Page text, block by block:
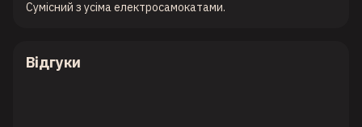
Сумісний з усіма електросамокатами.
Відгуки